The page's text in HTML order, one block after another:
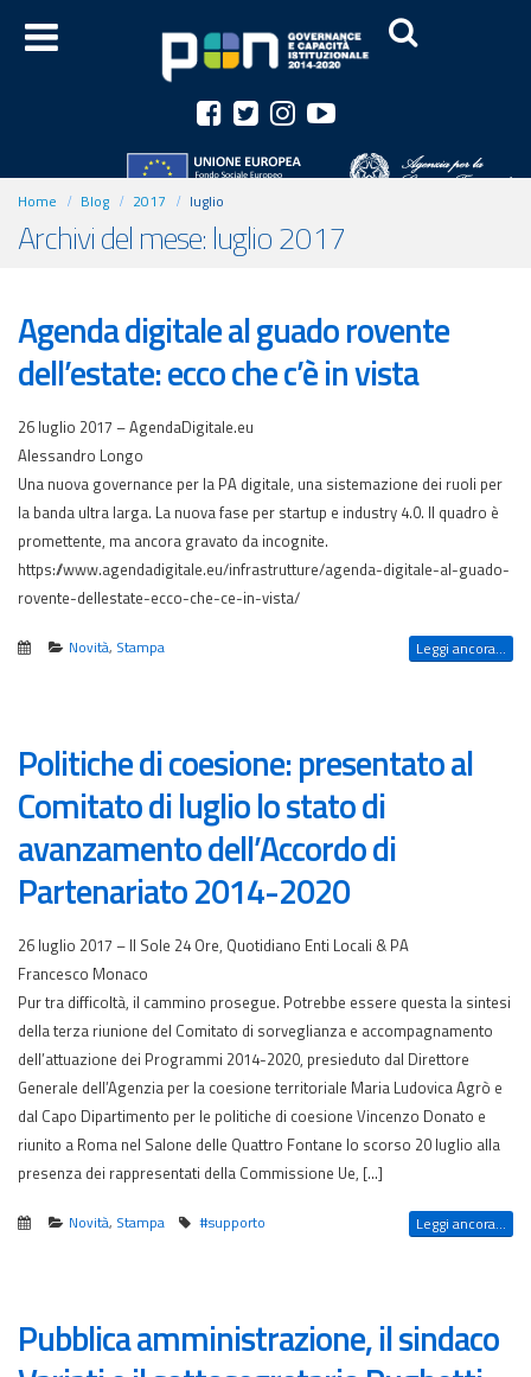
Home Blog 2017 luglio
Archivi del mese: luglio 2017
Agenda digitale al guado rovente
dell’estate: ecco che c’è in vista
26 luglio 2017 – AgendaDigitale.eu
Alessandro Longo
Una nuova governance per la PA digitale, una sistemazione dei ruoli per
la banda ultra larga. La nuova fase per startup e industry 4.0. Il quadro è
promettente, ma ancora gravato da incognite.
https://www.agendadigitale.eu/infrastrutture/agenda-digitale-al-guado-
rovente-dellestate-ecco-che-ce-in-vista/
Novità, Stampa Leggi ancora...
Politiche di coesione: presentato al
Comitato di luglio lo stato di
avanzamento dell’Accordo di
Partenariato 2014-2020
26 luglio 2017 – Il Sole 24 Ore, Quotidiano Enti Locali & PA
Francesco Monaco
Pur tra difficoltà, il cammino prosegue. Potrebbe essere questa la sintesi
della terza riunione del Comitato di sorveglianza e accompagnamento
dell’attuazione dei Programmi 2014-2020, presieduto dal Direttore
Generale dell’Agenzia per la coesione territoriale Maria Ludovica Agrò e
dal Capo Dipartimento per le politiche di coesione Vincenzo Donato e
riunito a Roma nel Salone delle Quattro Fontane lo scorso 20 luglio alla
presenza dei rappresentati della Commissione Ue, […]
Novità, Stampa #supporto Leggi ancora...
Pubblica amministrazione, il sindaco